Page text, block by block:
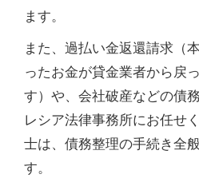
ます。
また、過払い金返還請求（
ったお金が貸金業者から戻
す）や、会社破産などの債
レシア法律事務所にお任せ
士は、債務整理の手続き全
す。